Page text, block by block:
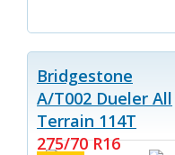
Bridgestone
A/T002 Dueler All
Terrain 114T
275/70 R16